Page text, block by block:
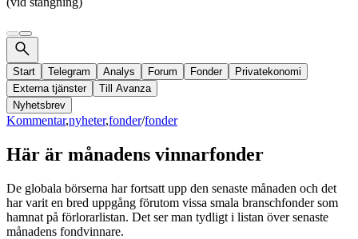
Start Telegram Analys Forum Fonder
Privatekonomi
Externa tjänster
Till Avanza
Nyhetsbrev
Kommentar,nyheter,fonder/fonder
Här är månadens vinnarfonder
De globala börserna har fortsatt upp den senaste månaden och det
har varit en bred uppgång förutom vissa smala branschfonder som
hamnat på förlorarlistan. Det ser man tydligt i listan över senaste
månadens fondvinnare.